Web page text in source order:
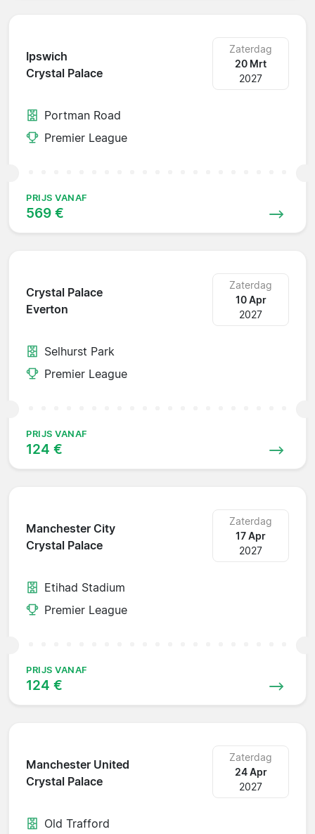
Ipswich
Crystal Palace
Zaterdag
20 Mrt
2027
Portman Road
Premier League
PRIJS VANAF
569 €
Crystal Palace
Everton
Zaterdag
10 Apr
2027
Selhurst Park
Premier League
PRIJS VANAF
124 €
Manchester City
Crystal Palace
Zaterdag
17 Apr
2027
Etihad Stadium
Premier League
PRIJS VANAF
124 €
Manchester United
Crystal Palace
Zaterdag
24 Apr
2027
Old Trafford